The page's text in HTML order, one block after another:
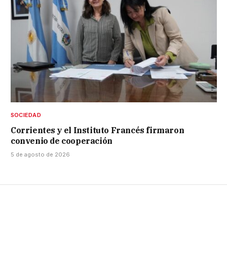
SOCIEDAD
Corrientes y el Instituto Francés firmaron
convenio de cooperación
5 de agosto de 2026